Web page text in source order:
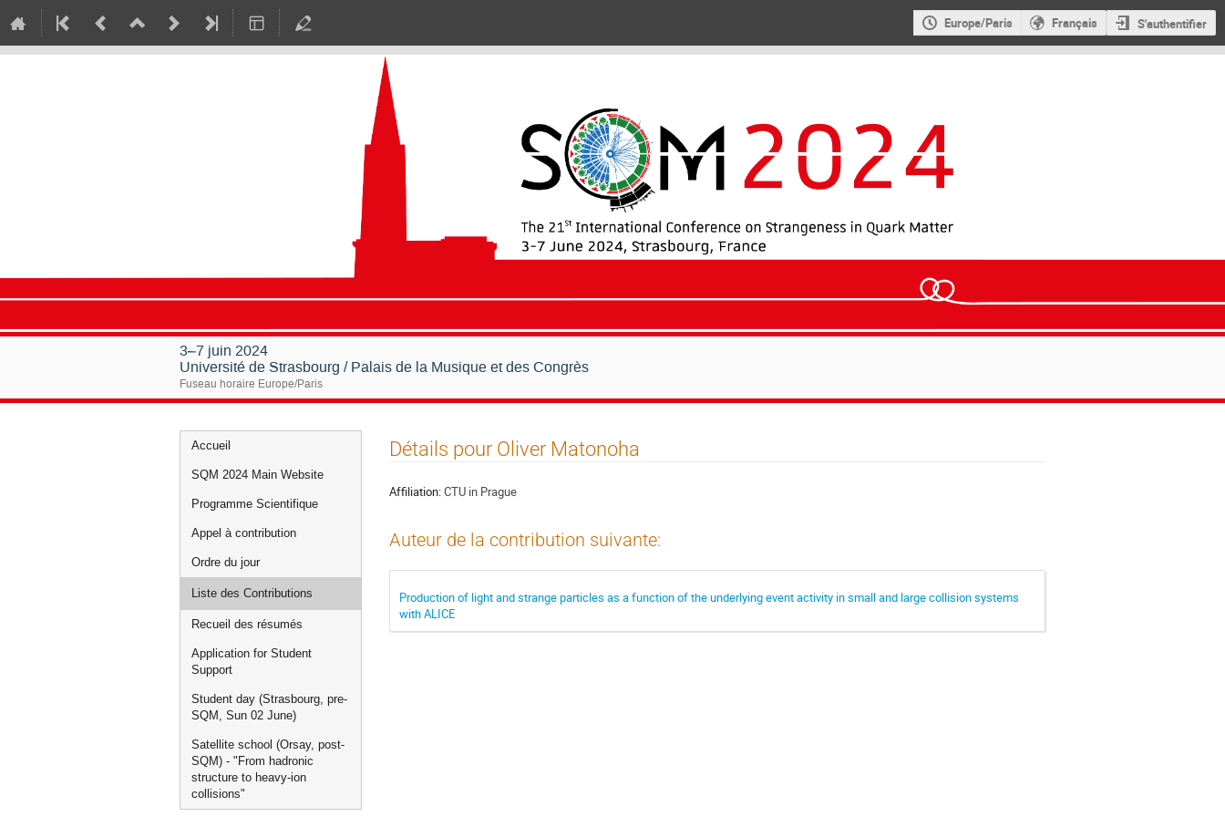
Europe/Paris Français S'authentifier
3–7 juin 2024
Université de Strasbourg / Palais de la Musique et des Congrès
Fuseau horaire Europe/Paris
Menu
de
Accueil
SQM 2024 Main Website
Programme Scientifique
Appel à contribution
Ordre du jour
Liste des Contributions
Recueil des résumés
Application for Student
Support
Student day (Strasbourg, pre-
SQM, Sun 02 June)
Satellite school (Orsay, post-
SQM) - "From hadronic
structure to heavy-ion
collisions"
Détails pour Oliver Matonoha
Affiliation:CTU in Prague
Auteur de la contribution suivante:
Production of light and strange particles as a function of the underlying event activity in small and large collision systems
with ALICE